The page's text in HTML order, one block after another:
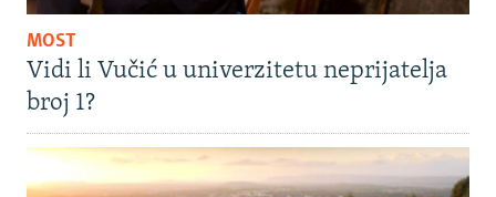
MOST
Vidi li Vučić u univerzitetu neprijatelja
broj 1?